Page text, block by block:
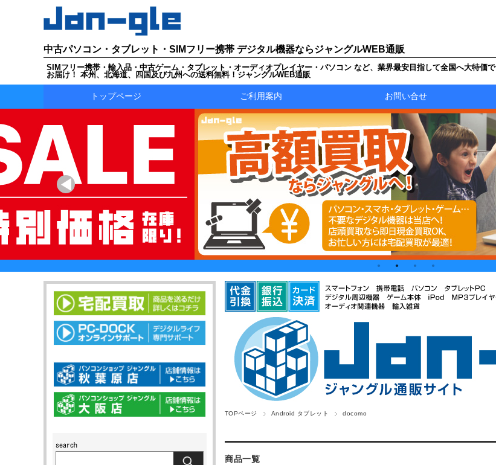
中古パソコン・タブレット・SIMフリー携帯 デジタル機器ならジャングルWEB通販
SIMフリー携帯・輸入品・中古ゲーム・タブレット・オーディオプレイヤー・パソコン など、業界最安目指して全国へ大特価で
お届け！ 本州、北海道、四国及び九州への送料無料！ジャングルWEB通販
トップページ ご利用案内 お問い合せ
TOPページ Android タブレット docomo
商品一覧